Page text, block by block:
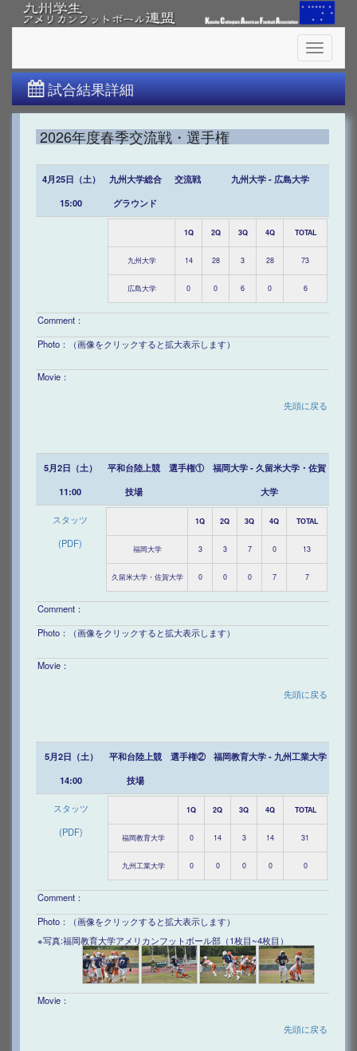
Toggle
試合結果詳細
2026年度春季交流戦・選手権
4月25日（土）
15:00
九州大学総合
グラウンド
交流戦 九州大学 - 広島大学
1Q 2Q 3Q 4Q TOTAL
九州大学 14 28 3 28 73
広島大学 0 0 6 0 6
Comment：
Photo：（画像をクリックすると拡大表示します）
Movie：
先頭に戻る
5月2日（土）
11:00
平和台陸上競
技場
選手権①
福岡大学 - 久留米大学・佐賀
大学
スタッツ
(PDF)
1Q 2Q 3Q 4Q TOTAL
福岡大学 3 3 7 0 13
久留米大学・佐賀大学 0 0 0 7 7
Comment：
Photo：（画像をクリックすると拡大表示します）
Movie：
先頭に戻る
5月2日（土）
14:00
平和台陸上競
技場
選手権② 福岡教育大学 - 九州工業大学
スタッツ
(PDF)
1Q 2Q 3Q 4Q TOTAL
福岡教育大学 0 14 3 14 31
九州工業大学 0 0 0 0 0
Comment：
Photo：（画像をクリックすると拡大表示します）
※写真:福岡教育大学アメリカンフットボール部（1枚目~4枚目）
Movie：
先頭に戻る